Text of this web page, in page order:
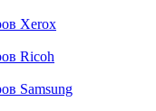
Xerox
Ricoh
Samsung